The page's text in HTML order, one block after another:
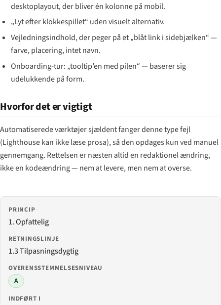
desktoplayout, der bliver én kolonne på mobil.
„Lyt efter klokkespillet“ uden visuelt alternativ.
Vejledningsindhold, der peger på et „blåt link i sidebjælken“ —
farve, placering, intet navn.
Onboarding-tur: „tooltip’en med pilen“ — baserer sig
udelukkende på form.
Hvorfor det er vigtigt
Automatiserede værktøjer sjældent fanger denne type fejl
(Lighthouse kan ikke læse prosa), så den opdages kun ved manuel
gennemgang. Rettelsen er næsten altid en redaktionel ændring,
ikke en kodeændring — nem at levere, men nem at overse.
PRINCIP
1. Opfattelig
RETNINGSLINJE
1.3 Tilpasningsdygtig
OVERENSSTEMMELSESNIVEAU
A
INDFØRT I